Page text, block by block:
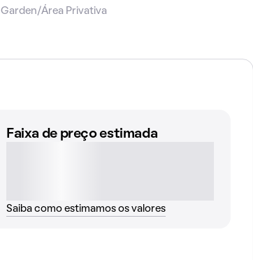
Garden/Área Privativa
Faixa de preço estimada
Saiba como estimamos os valores